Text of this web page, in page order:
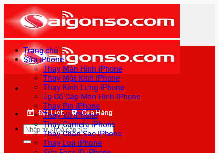
qua
nội
dung
Đặt Lịch Cửa Hàng
Tìm
kiếm:
Trang chủ
Sửa iPhone
Thay Màn Hình iPhone
Thay Mặt Kính iPhone
Thay Kính Lưng iPhone
Ép Cổ Cáp Màn Hình iPhone
Thay Pin iPhone
Thay Vỏ iPhone
Thay Camera iPhone
Thay Chân Sạc iPhone
Thay Loa iPhone